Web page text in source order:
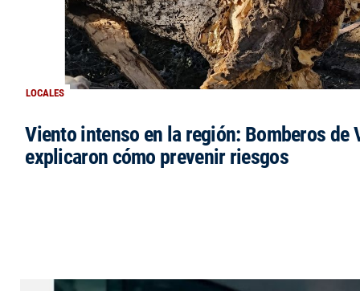
LOCALES
Viento intenso en la región: Bomberos de
explicaron cómo prevenir riesgos